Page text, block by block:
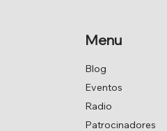
Blog
Eventos
Radio
Patrocinadores
Menu